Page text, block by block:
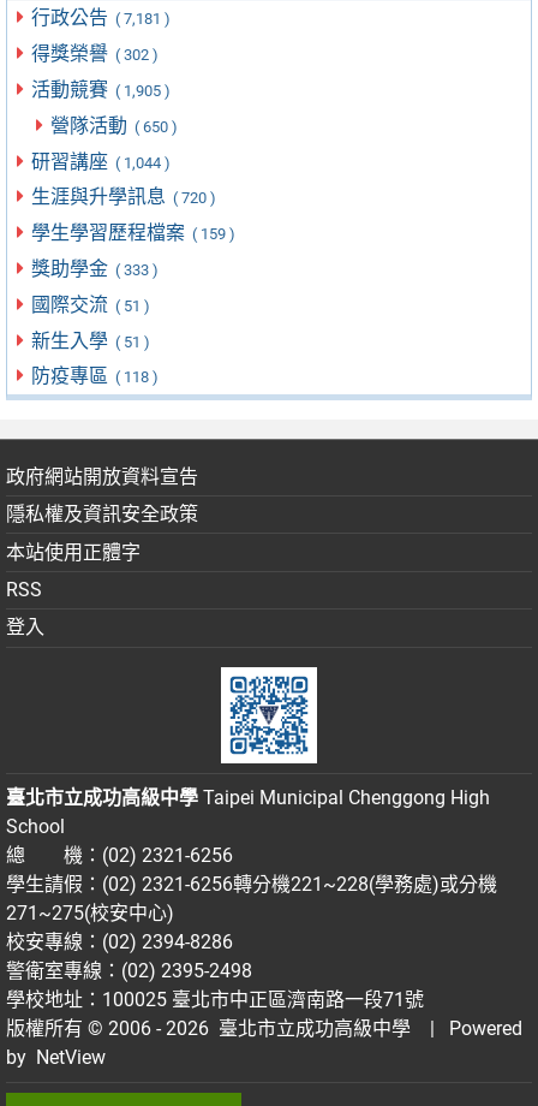
行政公告 ( 7,181 )
得獎榮譽 ( 302 )
活動競賽 ( 1,905 )
營隊活動 ( 650 )
研習講座 ( 1,044 )
生涯與升學訊息 ( 720 )
學生學習歷程檔案 ( 159 )
獎助學金 ( 333 )
國際交流 ( 51 )
新生入學 ( 51 )
防疫專區 ( 118 )
政府網站開放資料宣告
隱私權及資訊安全政策
本站使用正體字
RSS
登入
臺北市立成功高級中學 Taipei Municipal Chenggong High
School
總 機：(02) 2321-6256
學生請假：(02) 2321-6256轉分機221~228(學務處)或分機
271~275(校安中心)
校安專線：(02) 2394-8286
警衛室專線：(02) 2395-2498
學校地址：100025 臺北市中正區濟南路一段71號
版權所有 © 2006 - 2026 臺北市立成功高級中學
| Powered
by NetView